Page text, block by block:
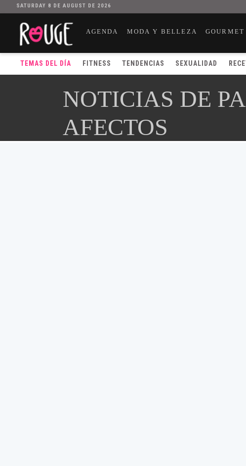
SATURDAY 8 DE AUGUST DE 2026
AGENDA MODA Y BELLEZA GOURMET
TEMAS DEL DÍA FITNESS TENDENCIAS SEXUALIDAD
NOTICIAS DE
AFECTOS